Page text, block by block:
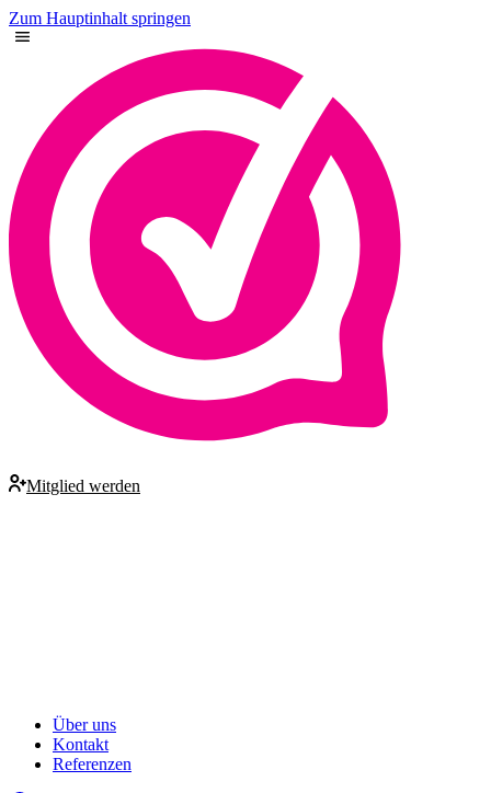
Zum Hauptinhalt springen
Mitglied werden
Über uns
Kontakt
Referenzen